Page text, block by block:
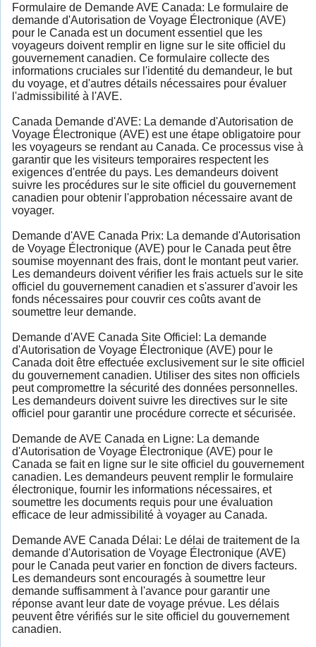
Formulaire de Demande AVE Canada: Le formulaire de
demande d'Autorisation de Voyage Électronique (AVE)
pour le Canada est un document essentiel que les
voyageurs doivent remplir en ligne sur le site officiel du
gouvernement canadien. Ce formulaire collecte des
informations cruciales sur l'identité du demandeur, le but
du voyage, et d'autres détails nécessaires pour évaluer
l'admissibilité à l'AVE.
Canada Demande d'AVE: La demande d'Autorisation de
Voyage Électronique (AVE) est une étape obligatoire pour
les voyageurs se rendant au Canada. Ce processus vise à
garantir que les visiteurs temporaires respectent les
exigences d'entrée du pays. Les demandeurs doivent
suivre les procédures sur le site officiel du gouvernement
canadien pour obtenir l'approbation nécessaire avant de
voyager.
Demande d'AVE Canada Prix: La demande d'Autorisation
de Voyage Électronique (AVE) pour le Canada peut être
soumise moyennant des frais, dont le montant peut varier.
Les demandeurs doivent vérifier les frais actuels sur le site
officiel du gouvernement canadien et s'assurer d'avoir les
fonds nécessaires pour couvrir ces coûts avant de
soumettre leur demande.
Demande d'AVE Canada Site Officiel: La demande
d'Autorisation de Voyage Électronique (AVE) pour le
Canada doit être effectuée exclusivement sur le site officiel
du gouvernement canadien. Utiliser des sites non officiels
peut compromettre la sécurité des données personnelles.
Les demandeurs doivent suivre les directives sur le site
officiel pour garantir une procédure correcte et sécurisée.
Demande de AVE Canada en Ligne: La demande
d'Autorisation de Voyage Électronique (AVE) pour le
Canada se fait en ligne sur le site officiel du gouvernement
canadien. Les demandeurs peuvent remplir le formulaire
électronique, fournir les informations nécessaires, et
soumettre les documents requis pour une évaluation
efficace de leur admissibilité à voyager au Canada.
Demande AVE Canada Délai: Le délai de traitement de la
demande d'Autorisation de Voyage Électronique (AVE)
pour le Canada peut varier en fonction de divers facteurs.
Les demandeurs sont encouragés à soumettre leur
demande suffisamment à l'avance pour garantir une
réponse avant leur date de voyage prévue. Les délais
peuvent être vérifiés sur le site officiel du gouvernement
canadien.